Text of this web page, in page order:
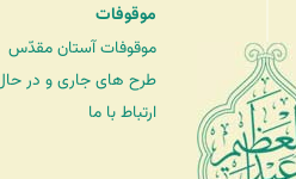
موقوفات
موقوفات آستان مقدّس
طرح های جاری و در
ارتباط با ما